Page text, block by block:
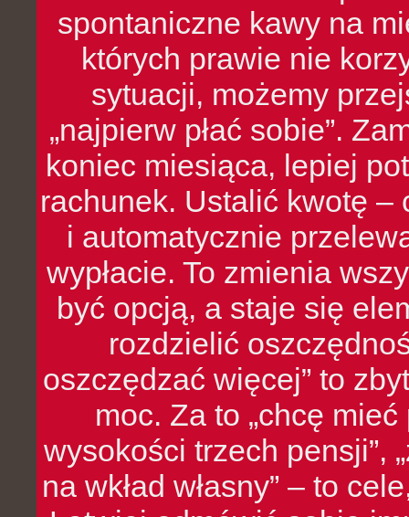
spontaniczne kawy na
których prawie nie
sytuacji, możemy
„najpierw płać sobie”.
koniec miesiąca, lepiej
rachunek. Ustalić kwotę
i automatycznie
wypłacie. To zmienia
być opcją, a staje się
rozdzielić
oszczędzać więcej” to
moc. Za to „chcę
wysokości trzech pensji”,
na wkład własny” – to